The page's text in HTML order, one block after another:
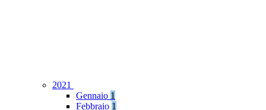
2021
Gennaio 1
Febbraio 1